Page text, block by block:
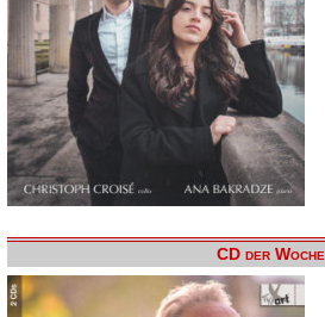
CD der Woche